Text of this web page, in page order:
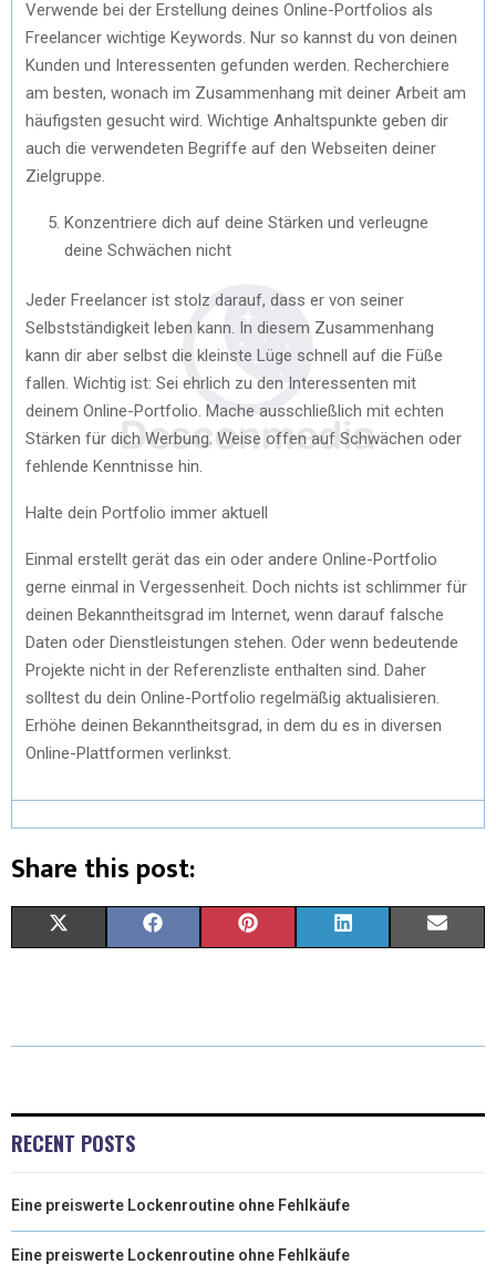
Verwende bei der Erstellung deines Online-Portfolios als
Freelancer wichtige Keywords. Nur so kannst du von deinen
Kunden und Interessenten gefunden werden. Recherchiere
am besten, wonach im Zusammenhang mit deiner Arbeit am
häufigsten gesucht wird. Wichtige Anhaltspunkte geben dir
auch die verwendeten Begriffe auf den Webseiten deiner
Zielgruppe.
Konzentriere dich auf deine Stärken und verleugne
deine Schwächen nicht
Jeder Freelancer ist stolz darauf, dass er von seiner
Selbstständigkeit leben kann. In diesem Zusammenhang
kann dir aber selbst die kleinste Lüge schnell auf die Füße
fallen. Wichtig ist: Sei ehrlich zu den Interessenten mit
deinem Online-Portfolio. Mache ausschließlich mit echten
Stärken für dich Werbung. Weise offen auf Schwächen oder
fehlende Kenntnisse hin.
Halte dein Portfolio immer aktuell
Einmal erstellt gerät das ein oder andere Online-Portfolio
gerne einmal in Vergessenheit. Doch nichts ist schlimmer für
deinen Bekanntheitsgrad im Internet, wenn darauf falsche
Daten oder Dienstleistungen stehen. Oder wenn bedeutende
Projekte nicht in der Referenzliste enthalten sind. Daher
solltest du dein Online-Portfolio regelmäßig aktualisieren.
Erhöhe deinen Bekanntheitsgrad, in dem du es in diversen
Online-Plattformen verlinkst.
Share this post:
W
E
E
K
T
S
K I
RECENT POSTS
Eine preiswerte Lockenroutine ohne Fehlkäufe
Eine preiswerte Lockenroutine ohne Fehlkäufe